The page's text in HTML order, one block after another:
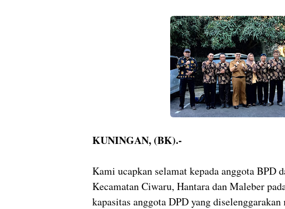
KUNINGAN, (BK).-
Kami ucapkan selamat kepada anggota BPD
Kecamatan Ciwaru, Hantara dan Maleber
kapasitas anggota DPD yang